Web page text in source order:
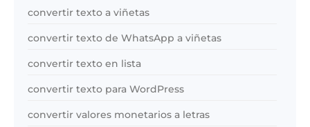
convertir texto a viñetas
convertir texto de WhatsApp a viñetas
convertir texto en lista
convertir texto para WordPress
convertir valores monetarios a letras